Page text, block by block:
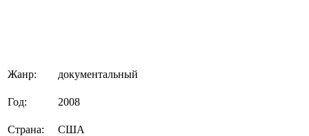
Жанр: документальный
Год: 2008
Страна: США